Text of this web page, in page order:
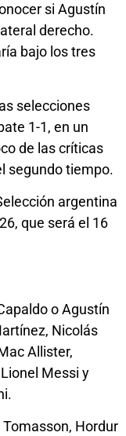
si Agustín
derecho.
bajo los tres
selecciones
1-1, en un
de las críticas
segundo tiempo.
argentina
que será el 16
o Agustín
Nicolás
Allister,
Messi y
Hordur